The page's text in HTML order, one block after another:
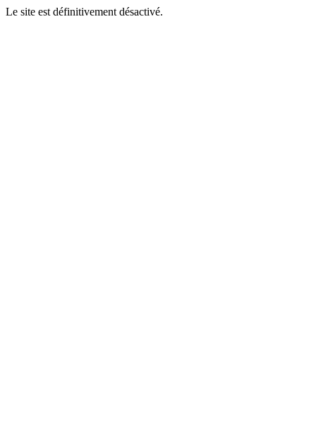
Le site est définitivement désactivé.